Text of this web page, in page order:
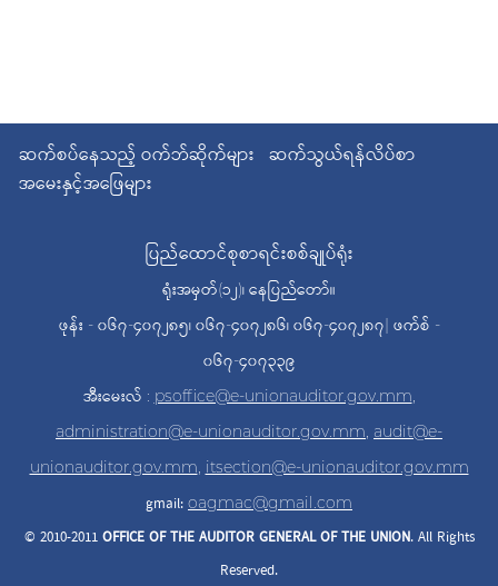
ဆက်စပ်နေသည့် ဝက်ဘ်ဆိုက်များ ဆက်သွယ်ရန်လိပ်စာ
အမေးနှင့်အဖြေများ
ပြည်ထောင်စုစာရင်းစစ်ချုပ်ရုံး
ရုံးအမှတ်(၁၂)၊ နေပြည်တော်။
ဖုန်း - ၀၆၇-၄၀၇၂၈၅၊ ၀၆၇-၄၀၇၂၈၆၊ ၀၆၇-၄၀၇၂၈၇| ဖက်စ် -
၀၆၇-၄၀၇၃၃၉
အီးမေးလ် : psoffice@e-unionauditor.gov.mm,
administration@e-unionauditor.gov.mm, audit@e-
unionauditor.gov.mm, itsection@e-unionauditor.gov.mm
gmail: oagmac@gmail.com
© 2010-2011OFFICE OF THE AUDITOR GENERAL OF THE UNION. All Rights
Reserved.